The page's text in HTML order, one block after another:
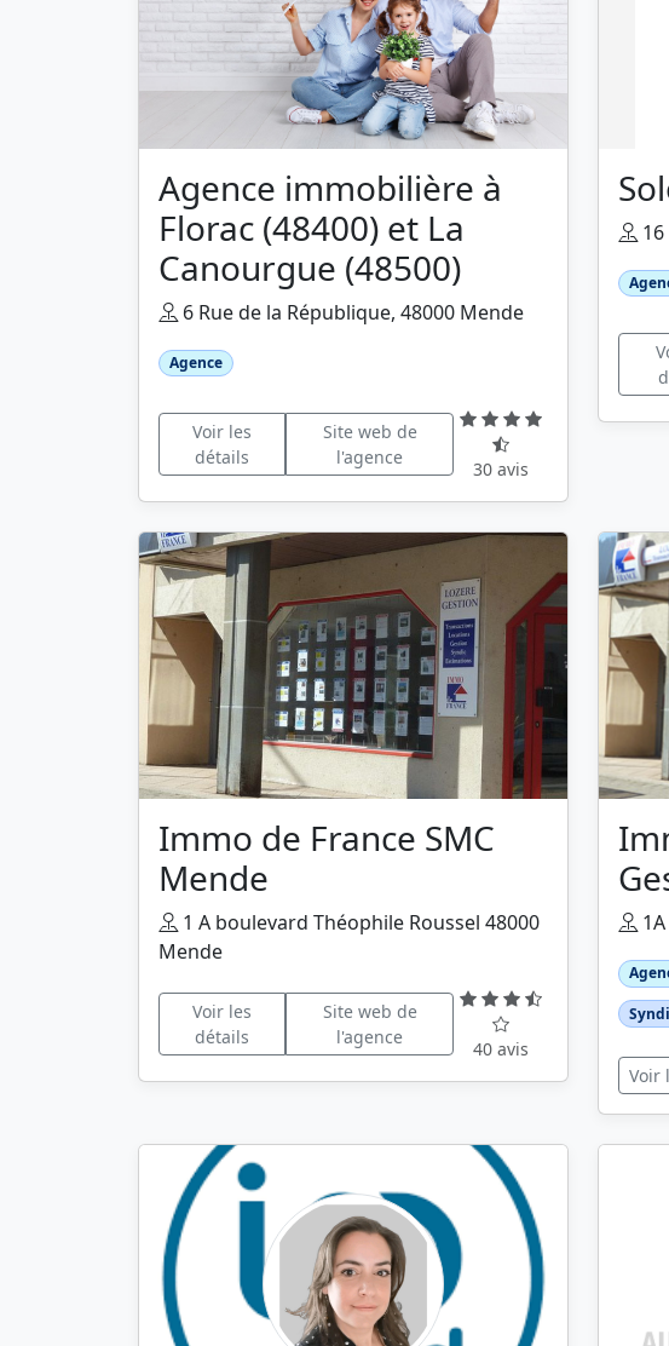
Agence immobilière à
Florac (48400) et La
Canourgue (48500)
6 Rue de la République, 48000 Mende
Agence
Voir les
détails
Site web de
l'agence
30 avis
Immo de France SMC
Mende
1 A boulevard Théophile Roussel 48000
Mende
Voir les
détails
Site web de
l'agence
40 avis
Voir